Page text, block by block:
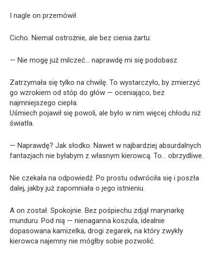
I nagle on przemówił.
Cicho. Niemal ostrożnie, ale bez cienia żartu:
— Nie mogę już milczeć… naprawdę mi się podobasz.
Zatrzymała się tylko na chwilę. To wystarczyło, by zmierzyć
go wzrokiem od stóp do głów — oceniająco, bez
najmniejszego ciepła.
Uśmiech pojawił się powoli, ale było w nim więcej chłodu niż
światła.
— Naprawdę? Jak słodko. Nawet w najbardziej absurdalnych
fantazjach nie byłabym z własnym kierowcą. To… obrzydliwe.
Nie czekała na odpowiedź. Po prostu odwróciła się i poszła
dalej, jakby już zapomniała o jego istnieniu.
A on został. Spokojnie. Bez pośpiechu zdjął marynarkę
munduru. Pod nią — nienaganna koszula, idealnie
dopasowana kamizelka, drogi zegarek, na który zwykły
kierowca najemny nie mógłby sobie pozwolić.